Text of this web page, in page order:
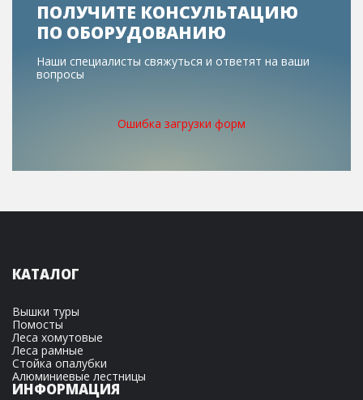
ПОЛУЧИТЕ КОНСУЛЬТАЦИЮ
ПО ОБОРУДОВАНИЮ
Наши специалисты свяжуться и ответят на ваши
вопросы
Ошибка загрузки форм
КАТАЛОГ
Вышки туры
Помосты
Леса хомутовые
Леса рамные
Стойка опалубки
Алюминиевые лестницы
ИНФОРМАЦИЯ